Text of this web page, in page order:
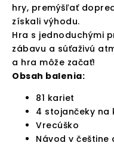
hry, premýšľať
získali výhodu.
Hra s jednoduchými
zábavu a súťaživú
a hra môže začať!
Obsah balenia:
81 kariet
4 stojančeky na
Vrecúško
Návod v češtine